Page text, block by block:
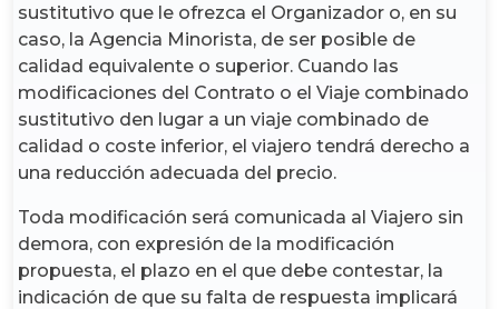
sustitutivo que le ofrezca el Organizador o, en su
caso, la Agencia Minorista, de ser posible de
calidad equivalente o superior. Cuando las
modificaciones del Contrato o el Viaje combinado
sustitutivo den lugar a un viaje combinado de
calidad o coste inferior, el viajero tendrá derecho a
una reducción adecuada del precio.
Toda modificación será comunicada al Viajero sin
demora, con expresión de la modificación
propuesta, el plazo en el que debe contestar, la
indicación de que su falta de respuesta implicará